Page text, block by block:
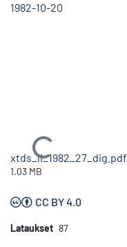
1982-10-20
Ladataan...
xtds_li_1982_27_dig.pdf
1.03 MB
CC BY 4.0
Lataukset 87